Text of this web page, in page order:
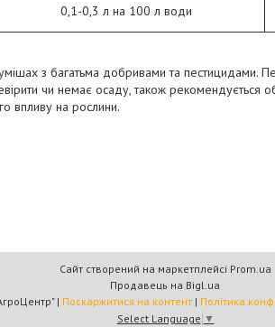
0,1-0,3 л на 100 л води
з багатьма добривами та пестицидами.
чи немає осаду, також рекомендується
впливу на рослини.
Сайт створений на маркетплейсі Prom.ua
Продавець на Bigl.ua
"АгроЦентр" | Поскаржитися на контент | Політика
Select Language ▼